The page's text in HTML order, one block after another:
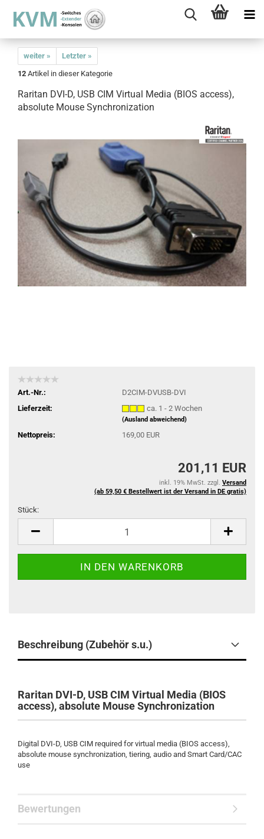
weiter »
Letzter »
12 Artikel in dieser Kategorie
Raritan DVI-D, USB CIM Virtual Media (BIOS access),
absolute Mouse Synchronization
Art.-Nr.:
D2CIM-DVUSB-DVI
Lieferzeit:
ca. 1 - 2 Wochen
(Ausland abweichend)
Nettopreis: 169,00 EUR
201,11 EUR
inkl. 19% MwSt. zzgl. Versand
(ab 59,50 € Bestellwert ist der Versand in DE gratis)
Stück:
Beschreibung (Zubehör s.u.)
Raritan DVI-D, USB CIM Virtual Media (BIOS
access), absolute Mouse Synchronization
Digital DVI-D, USB CIM required for virtual media (BIOS access),
absolute mouse synchronization, tiering, audio and Smart Card/CAC
use
Bewertungen